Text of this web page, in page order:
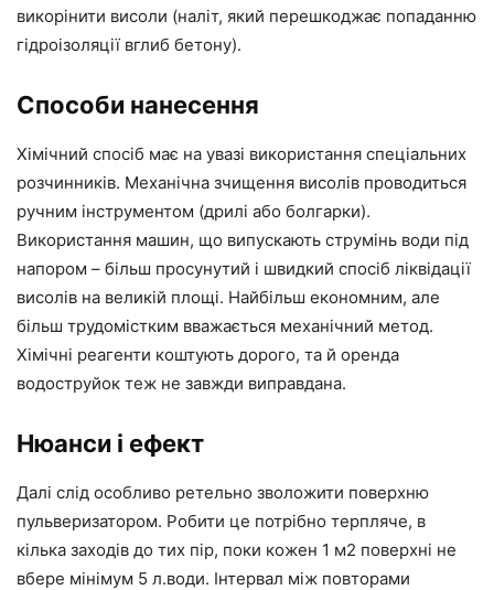
викорінити висоли (наліт, який перешкоджає попаданню
гідроізоляції вглиб бетону).
Способи нанесення
Хімічний спосіб має на увазі використання спеціальних
розчинників. Механічна зчищення висолів проводиться
ручним інструментом (дрилі або болгарки).
Використання машин, що випускають струмінь води під
напором – більш просунутий і швидкий спосіб ліквідації
висолів на великій площі. Найбільш економним, але
більш трудомістким вважається механічний метод.
Хімічні реагенти коштують дорого, та й оренда
водоструйок теж не завжди виправдана.
Нюанси і ефект
Далі слід особливо ретельно зволожити поверхню
пульверизатором. Робити це потрібно терпляче, в
кілька заходів до тих пір, поки кожен 1 м2 поверхні не
вбере мінімум 5 л.води. Інтервал між повторами